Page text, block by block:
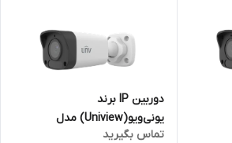
دوربین IP برند
یونی‌ویو(Uniview) مدل
تماس بگیرید